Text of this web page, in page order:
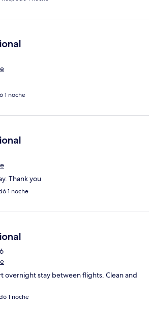
1 noche
Thank you
1 noche
overnight stay between flights. Clean and
1 noche